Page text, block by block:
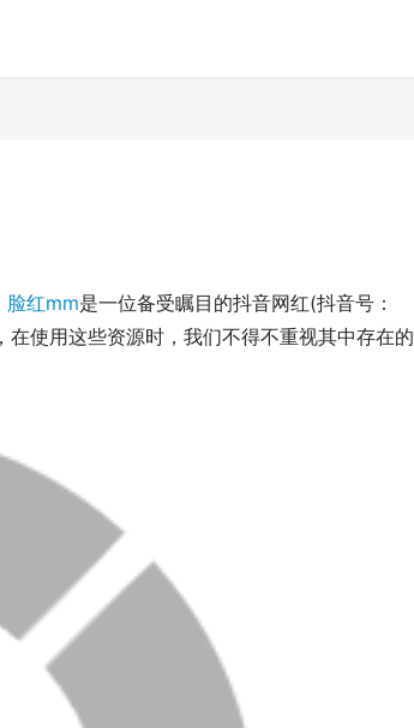
脸红mm是一位备受瞩目的抖音网红(抖音号：
使用这些资源时，我们不得不重视其中存在的